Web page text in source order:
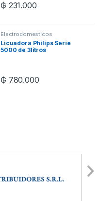
₲ 231.000
Electrodomesticos
Licuadora Philips Serie
5000 de 3litros
₲ 780.000